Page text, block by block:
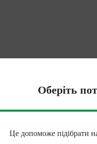
Оберіть
Це допоможе підібрати